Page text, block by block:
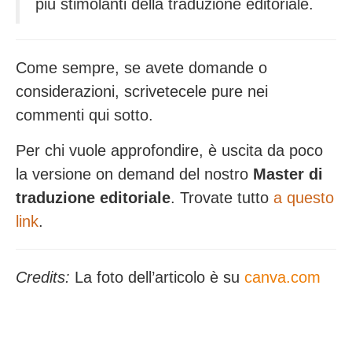
più stimolanti della traduzione editoriale.
Come sempre, se avete domande o
considerazioni, scrivetecele pure nei
commenti qui sotto.
Per chi vuole approfondire, è uscita da poco
la versione on demand del nostro Master di
traduzione editoriale. Trovate tutto a questo
link.
Credits: La foto dell’articolo è su canva.com